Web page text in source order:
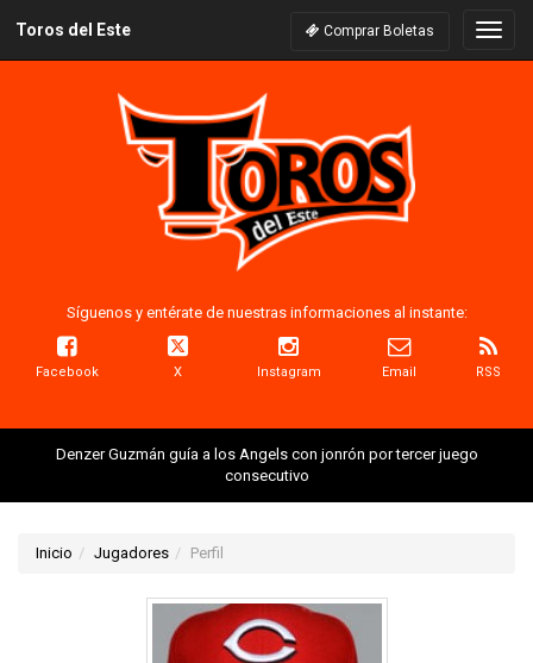
Toros del Este Comprar Boletas
Síguenos y entérate de nuestras informaciones al instante:
Facebook X Instagram Email RSS
Denzer Guzmán guía a los Angels con jonrón por tercer juego
consecutivo
Inicio Jugadores Perfil